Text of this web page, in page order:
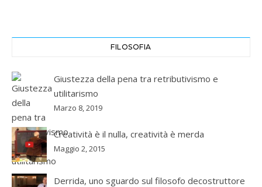
FILOSOFIA
Giustezza della pena tra retributivismo e
utilitarismo
Marzo 8, 2019
Creatività è il nulla, creatività è merda
Maggio 2, 2015
Derrida, uno sguardo sul filosofo decostruttore